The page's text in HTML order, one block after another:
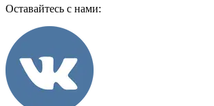
Оставайтесь с нами: